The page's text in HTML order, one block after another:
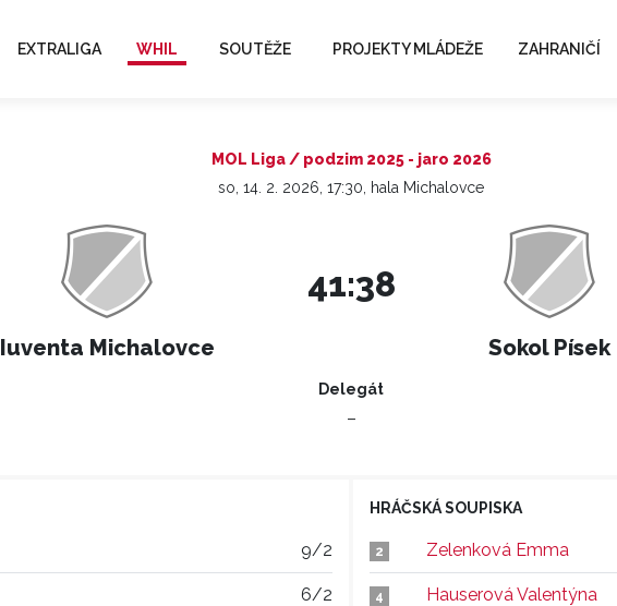
EXTRALIGA WHIL SOUTĚŽE PROJEKTY MLÁDEŽE ZAHRANIČÍ
MOL Liga / podzim 2025 - jaro 2026
so, 14. 2. 2026, 17:30, hala Michalovce
Iuventa Michalovce
41:38
Sokol Písek
Delegát
–
9/2
6/2
HRÁČSKÁ SOUPISKA
2 Zelenková Emma
4 Hauserová Valentýna